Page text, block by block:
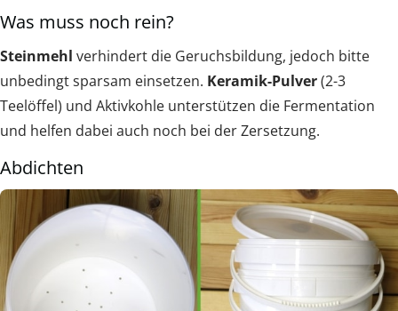
Was muss noch rein?
Steinmehl verhindert die Geruchsbildung, jedoch bitte
unbedingt sparsam einsetzen. Keramik-Pulver(2-3
Teelöffel) und Aktivkohle unterstützen die Fermentation
und helfen dabei auch noch bei der Zersetzung.
Abdichten